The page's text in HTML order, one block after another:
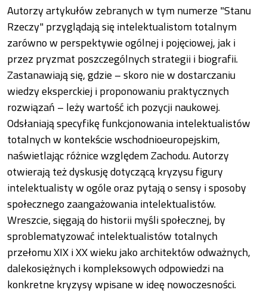
Autorzy artykułów zebranych w tym numerze "Stanu
Rzeczy" przyglądają się intelektualistom totalnym
zarówno w perspektywie ogólnej i pojęciowej, jak i
przez pryzmat poszczególnych strategii i biografii.
Zastanawiają się, gdzie – skoro nie w dostarczaniu
wiedzy eksperckiej i proponowaniu praktycznych
rozwiązań – leży wartość ich pozycji naukowej.
Odsłaniają specyfikę funkcjonowania intelektualistów
totalnych w kontekście wschodnioeuropejskim,
naświetlając różnice względem Zachodu. Autorzy
otwierają też dyskusję dotyczącą kryzysu figury
intelektualisty w ogóle oraz pytają o sensy i sposoby
społecznego zaangażowania intelektualistów.
Wreszcie, sięgają do historii myśli społecznej, by
sproblematyzować intelektualistów totalnych
przełomu XIX i XX wieku jako architektów odważnych,
dalekosiężnych i kompleksowych odpowiedzi na
konkretne kryzysy wpisane w ideę nowoczesności.